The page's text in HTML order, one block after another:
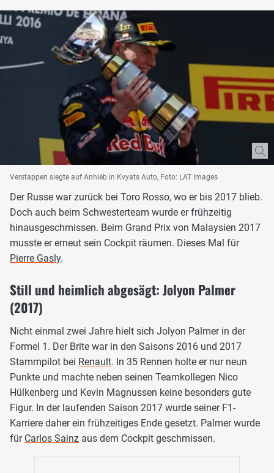
Verstappen siegte auf Anhieb in Kvyats Auto, Foto: LAT Images
Der Russe war zurück bei Toro Rosso, wo er bis 2017 blieb.
Doch auch beim Schwesterteam wurde er frühzeitig
hinausgeschmissen. Beim Grand Prix von Malaysien 2017
musste er erneut sein Cockpit räumen. Dieses Mal für
Pierre Gasly.
Still und heimlich abgesägt: Jolyon Palmer
(2017)
Nicht einmal zwei Jahre hielt sich Jolyon Palmer in der
Formel 1. Der Brite war in den Saisons 2016 und 2017
Stammpilot bei Renault. In 35 Rennen holte er nur neun
Punkte und machte neben seinen Teamkollegen Nico
Hülkenberg und Kevin Magnussen keine besonders gute
Figur. In der laufenden Saison 2017 wurde seiner F1-
Karriere daher ein frühzeitiges Ende gesetzt. Palmer wurde
für Carlos Sainz aus dem Cockpit geschmissen.